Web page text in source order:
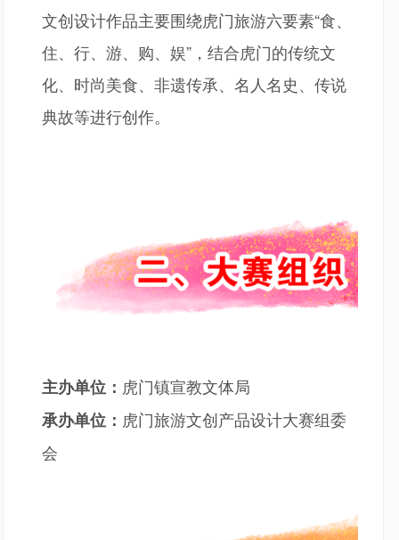
文创设计作品主要围绕虎门旅游六要素“食、
住、行、游、购、娱”，结合虎门的传统文
化、时尚美食、非遗传承、名人名史、传说
典故等进行创作。
主办单位： 虎门镇宣教文体局
承办单位： 虎门旅游文创产品设计大赛组委
会